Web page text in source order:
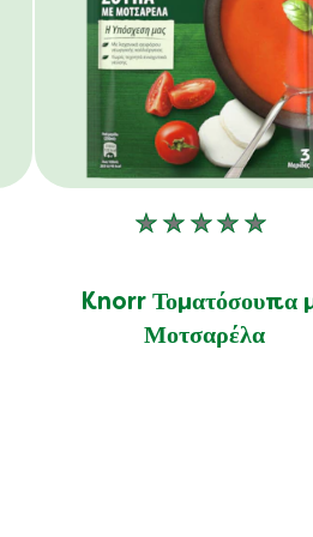
Knorr Τοματόσουπα
Μοτσαρέλα
Δεν
για